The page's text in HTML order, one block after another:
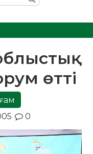
өтті
0